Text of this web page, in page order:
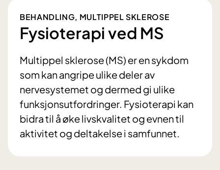
BEHANDLING, MULTIPPEL SKLEROSE
Fysioterapi ved MS
Multippel sklerose (MS) er en sykdom
som kan angripe ulike deler av
nervesystemet og dermed gi ulike
funksjonsutfordringer. Fysioterapi kan
bidra til å øke livskvalitet og evnen til
aktivitet og deltakelse i samfunnet.